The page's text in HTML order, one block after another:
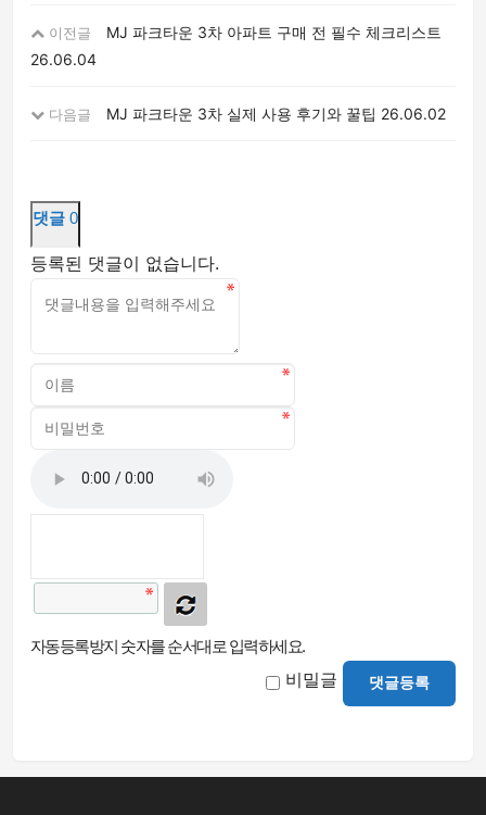
이전글
MJ 파크타운 3차 아파트 구매 전 필수 체크리스트
26.06.04
다음글 MJ 파크타운 3차 실제 사용 후기와 꿀팁 26.06.02
댓글 0
등록된 댓글이 없습니다.
자동등록방지 숫자를 순서대로 입력하세요.
비밀글 댓글등록